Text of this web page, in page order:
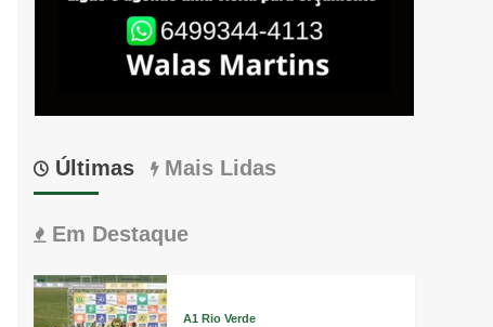
Últimas Mais Lidas
Em Destaque
A1 Rio Verde